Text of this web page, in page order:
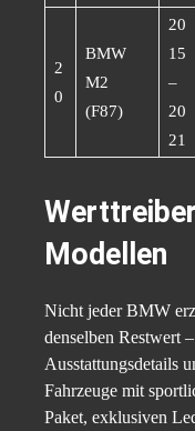
2
0
BMW
M2
(F87)
20
15
–
20
21
Modellen
Nicht jeder BMW
denselben Restwert
Ausstattungsdetails
Fahrzeuge mit
Paket, exklusiven